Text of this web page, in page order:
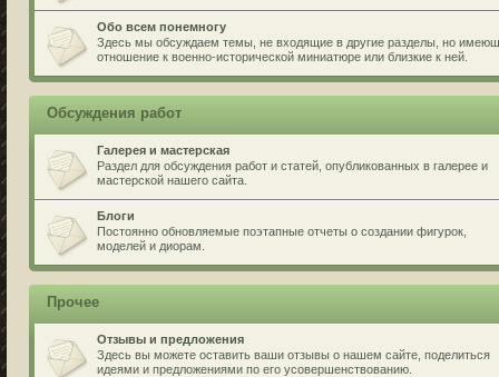
Обо всем понемногу
Здесь мы обсуждаем темы, не входящие в другие разделы, но
отношение к военно-исторической миниатюре или близкие к ней.
Обсуждения работ
Галерея и мастерская
Раздел для обсуждения работ и статей, опубликованных в галерее и
мастерской нашего сайта.
Блоги
Постоянно обновляемые поэтапные отчеты о создании фигурок,
моделей и диорам.
Прочее
Отзывы и предложения
Здесь вы можете оставить ваши отзывы о нашем сайте, поделиться
идеями и предложениями по его усовершенствованию.